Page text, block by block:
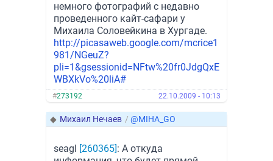
немного фотографий с недавно
проведенного кайт-сафари у
Михаила Соловейкина в Хургаде.
http://picasaweb.google.com/mcrice1
981/NGeuZ?
pli=1&gsessionid=NFtw%20fr0JdgQxE
WBXkVo%20liA#
#273192 22.10.2009 - 10:13
◆ Михаил Нечаев / @MIHA_GO
seagl [260365]: А откуда